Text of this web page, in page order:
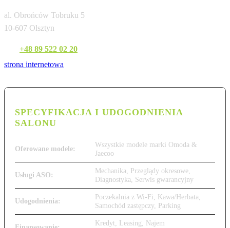
al. Obrońców Tobruku 5
10-607 Olsztyn
+48 89 522 02 20
strona internetowa
SPECYFIKACJA I UDOGODNIENIA
SALONU
Oferowane modele:
Wszystkie modele marki Omoda &
Jaecoo
Usługi ASO:
Mechanika, Przeglądy okresowe,
Diagnostyka, Serwis gwarancyjny
Udogodnienia:
Poczekalnia z Wi-Fi, Kawa/Herbata,
Samochód zastępczy, Parking
Kredyt, Leasing, Najem